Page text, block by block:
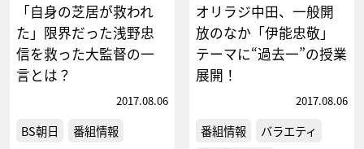
「自身の芝居が救われ
た」限界だった浅野忠
信を救った大監督の一
言とは？
2017.08.06
BS朝日 番組情報
オリラジ中田、一般開
放のなか「伊能忠敬」
テーマに“過去一”の授業
展開！
2017.08.06
番組情報
バラエティ